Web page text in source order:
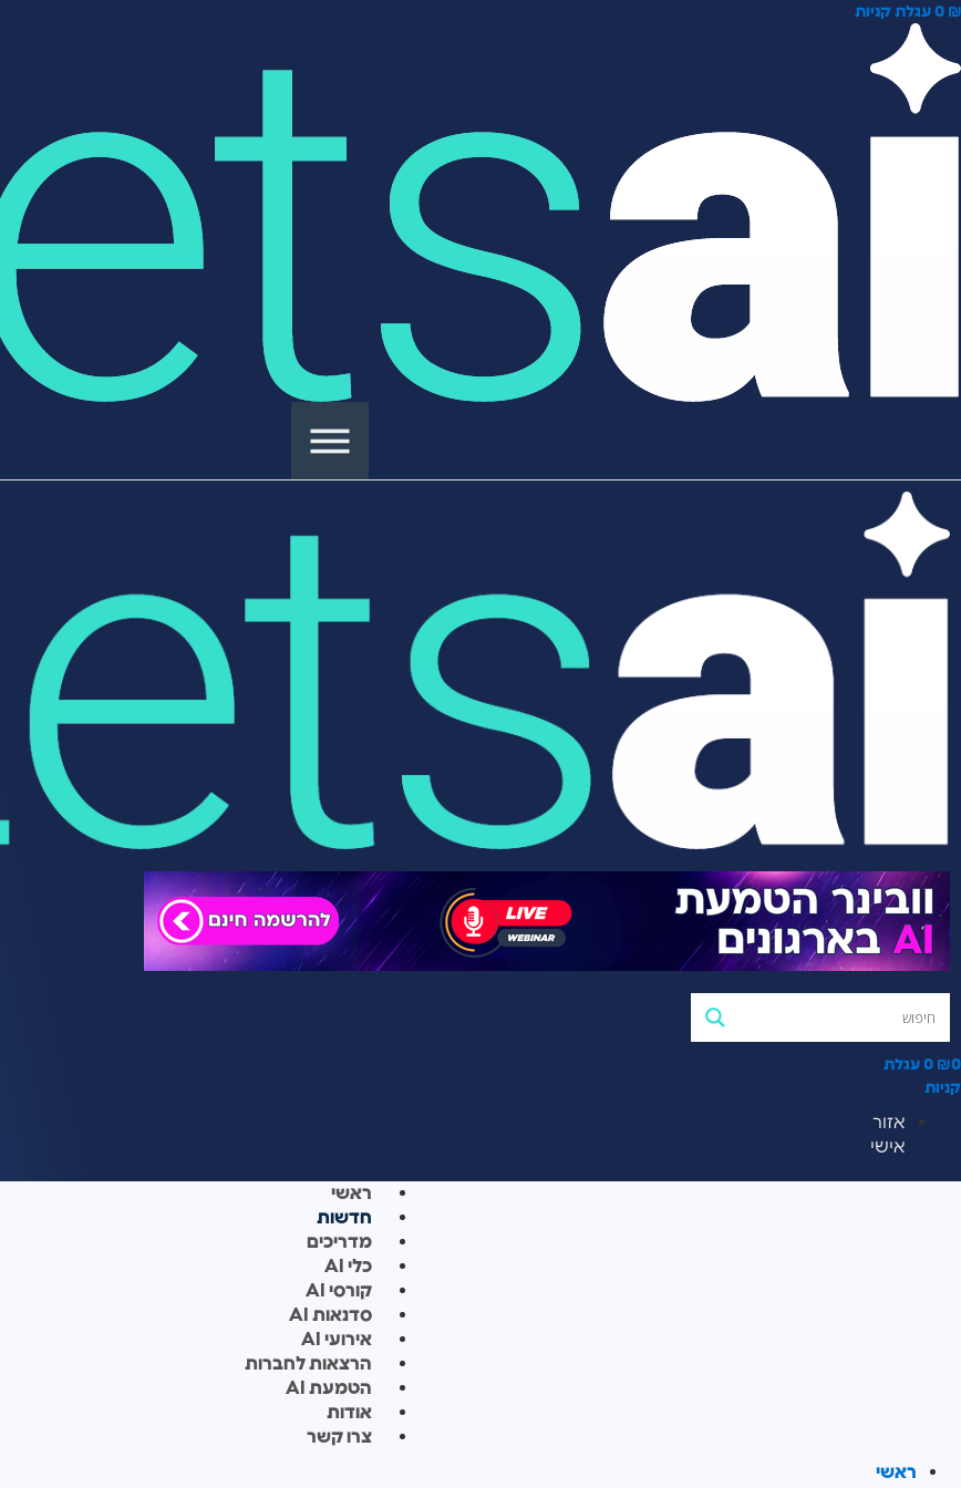
₪
0 עגלת קניות
₪0
0 עגלת
קניות
אזור
אישי
ראשי
חדשות
מדריכים
כלי AI
קורסי AI
סדנאות AI
אירועי AI
הרצאות לחברות
הטמעת AI
אודות
צרו קשר
ראשי